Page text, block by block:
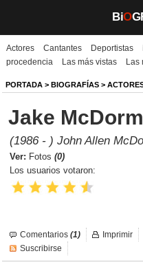
BiO
Biografías
Películas
TV
Música
Un día como hoy
Galerías
Actores Cantantes Deportistas
procedencia
Las más vistas Las
PORTADA > BIOGRAFÍAS >
Jake
(1986 - ) John Allen
Ver: Fotos (0)
Los usuarios votaron:
Comentarios (1) Imprimir
Suscribirse